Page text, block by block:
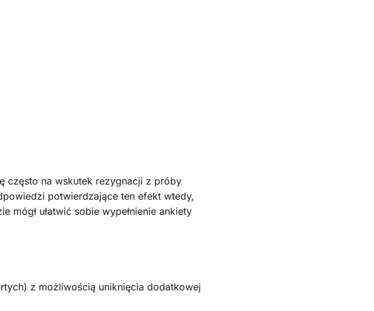
często na wskutek rezygnacji z próby
potwierdzające ten efekt wtedy,
mógł ułatwić sobie wypełnienie ankiety
z możliwością uniknięcia dodatkowej